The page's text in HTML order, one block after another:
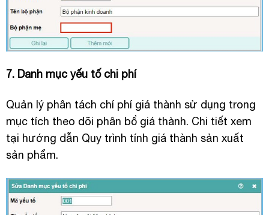
7. Danh mục yếu tố chi phí
Quản lý phân tách chí phí giá thành sử dụng trong
mục tích theo dõi phân bổ giá thành. Chi tiết xem
tại hướng dẫn Quy trình tính giá thành sản xuất
sản phẩm.